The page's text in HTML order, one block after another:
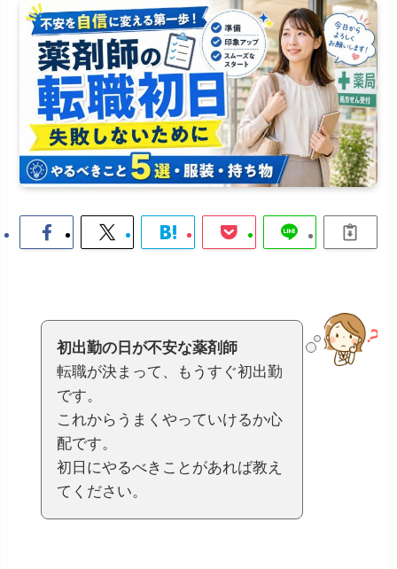
初出勤の日が不安な薬剤師
転職が決まって、もうすぐ初出勤
です。
これからうまくやっていけるか心
配です。
初日にやるべきことがあれば教え
てください。